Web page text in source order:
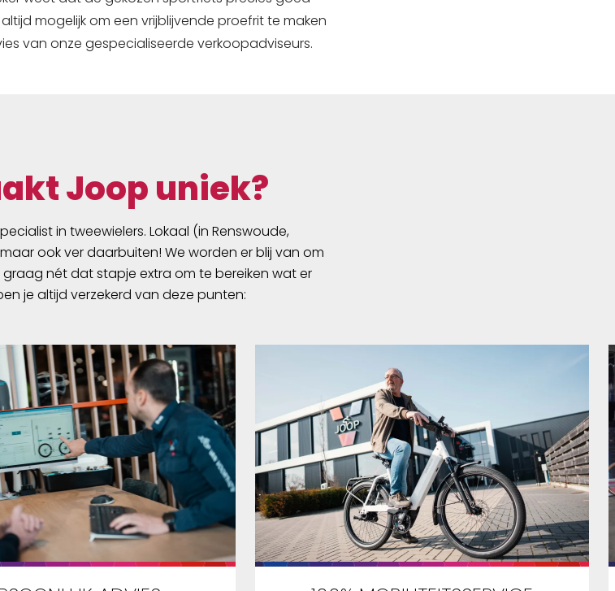
mogelijk om een vrijblijvende proefrit te maken
van onze gespecialiseerde verkoopadviseurs.
Joop uniek?
in tweewielers. Lokaal (in Renswoude,
ook ver daarbuiten! We worden er blij van om
nét dat stapje extra om te bereiken wat er
je altijd verzekerd van deze punten: